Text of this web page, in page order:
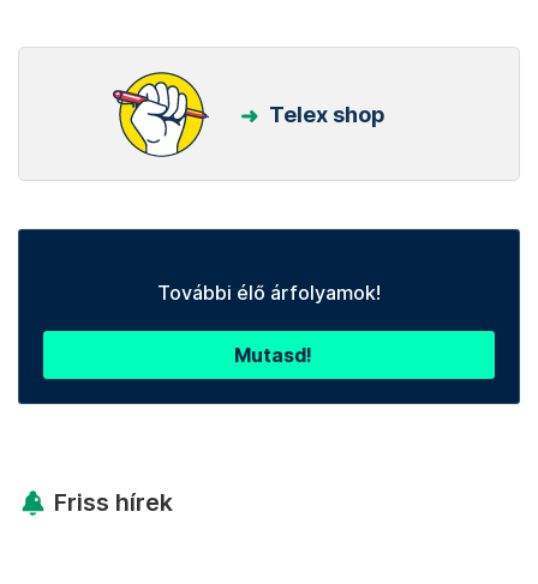
Telex shop
További élő árfolyamok!
Mutasd!
Friss hírek